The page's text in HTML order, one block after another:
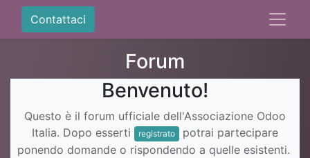
Contattaci
Forum
Benvenuto!
Questo è il forum ufficiale dell'Associazione Odoo
Italia. Dopo esserti
registrato
potrai partecipare
ponendo domande o rispondendo a quelle esistenti.